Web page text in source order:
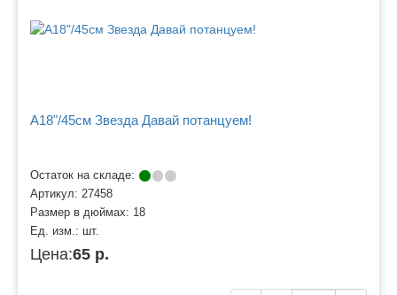
A18"/45см Звезда Давай потанцуем!
Остаток на складе:
Артикул: 27458
Размер в дюймах: 18
Ед. изм.: шт.
Цена:65 р.